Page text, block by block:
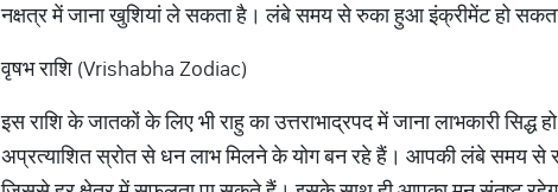
नक्षत्र में जाना खुशियां ले सकता है। लंबे समय से रुका हुआ इंक्रीमेंट हो सकता
वृषभ राशि (Vrishabha Zodiac)
इस राशि के जातकों के लिए भी राहु का उत्तराभाद्रपद में जाना लाभकारी
अप्रत्याशित स्रोत से धन लाभ मिलने के योग बन रहे हैं। आपकी लंबे समय से